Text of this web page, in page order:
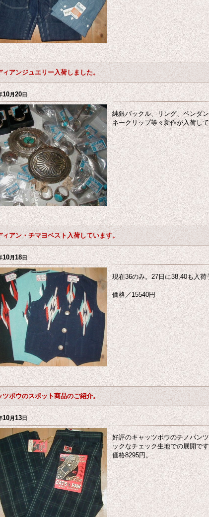
ィアンジュエリー入荷しました。
10月20日
純銀バックル、リング、ペンダ
ネークリップ等々新作が入荷し
ィアン・チマヨベスト入荷しています。
10月18日
現在36のみ。27日に38,40も入
価格／15540円
ツポウのスポット商品のご紹介。
10月13日
好評のキャッツポウのチノパン
ックなチェック生地での展開で
価格8295円。